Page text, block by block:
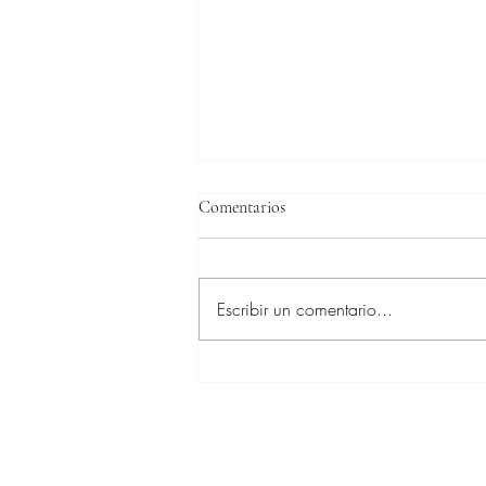
Comentarios
Escribir un comentario...